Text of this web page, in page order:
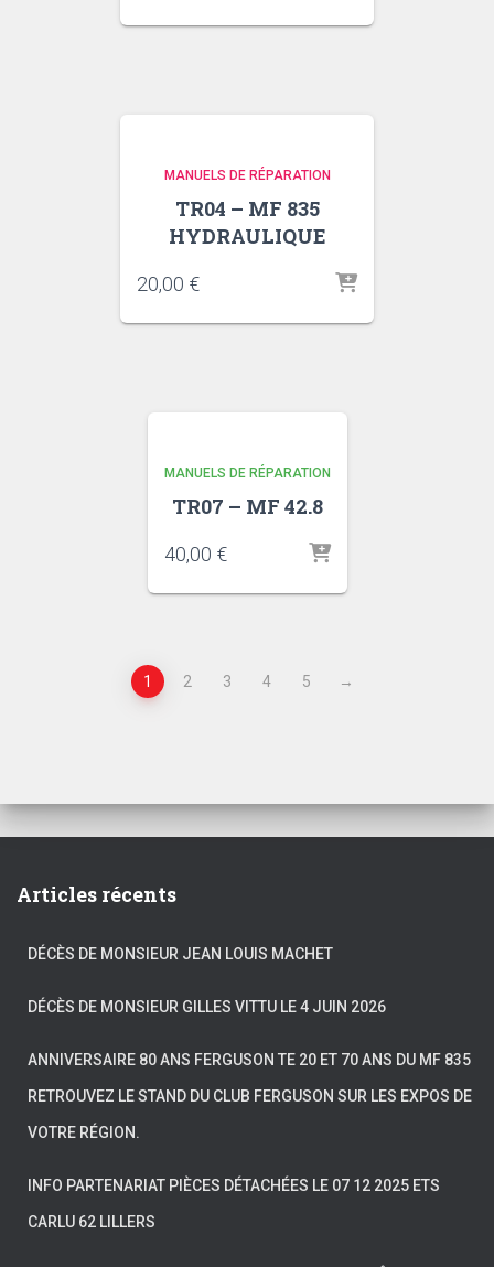
MANUELS DE RÉPARATION
TR04 – MF 835
HYDRAULIQUE
20,00 €
MANUELS DE RÉPARATION
TR07 – MF 42.8
40,00 €
1 2 3 4 5 →
Articles récents
DÉCÈS DE MONSIEUR JEAN LOUIS MACHET
DÉCÈS DE MONSIEUR GILLES VITTU LE 4 JUIN 2026
ANNIVERSAIRE 80 ANS FERGUSON TE 20 ET 70 ANS DU MF 835
RETROUVEZ LE STAND DU CLUB FERGUSON SUR LES EXPOS DE
VOTRE RÉGION.
INFO PARTENARIAT PIÈCES DÉTACHÉES LE 07 12 2025 ETS
CARLU 62 LILLERS